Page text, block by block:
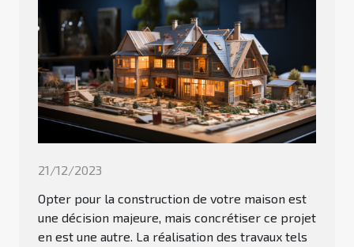
21/12/2023
Opter pour la construction de votre maison est
une décision majeure, mais concrétiser ce projet
en est une autre. La réalisation des travaux tels